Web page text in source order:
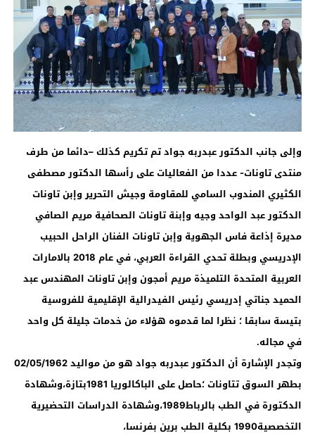
وإلى جانب الدكتور عبدربه جوادتم تكريم كذلك –دائما من طرف
منتدى تاونات- عددا من الفعاليات على رأسها الدكتور مصطفى
الكثيري المندوب السامي للمقاومة وجيش التحرير وإبن تاونات
الدكتور عبد الواحد وجيه وإبنة تاونات الصحافية مريم الصافي
مديرة إذاعة فاس الجهوية وإبن تاونات الفنان الراحل الحبيب
الإدريسي وبطلة تحدي القراءة العربي،
في عام 2018 بالامارات
العربية المتحدة التلميذة مريم أمجون وإبن تاونات المهندس عبد
الحميد جناتي إدريسي رئيس الفيدرالية الإقليمية للفروسية
بتيسة سابقا ؛ نظرا لما قدموه هؤلاء من خدمات جليلة كل واحد
في مجاله.
وتجدر الإشارة أن الدكتور عبدربه جواد هو من مواليد 02/05/1962
بطهر السوق تتاونات ؛حاصل على الباكالوريا 1981بتازة،وشهادة
الدكتورة في الطب بالرباط1989،وشهادة الدراسات التحضيرية
التخصصية1990 بكلية الطب برين بفرنسا،